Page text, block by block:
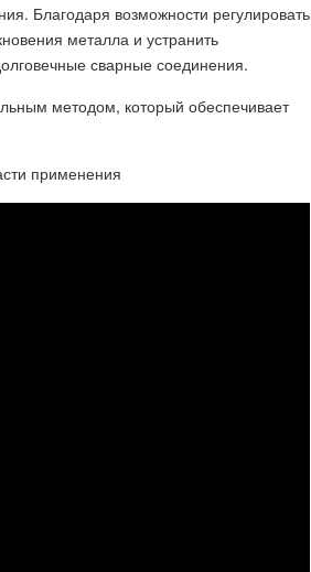
Благодаря возможности регулировать
металла и устранить
сварные соединения.
методом, который обеспечивает
применения